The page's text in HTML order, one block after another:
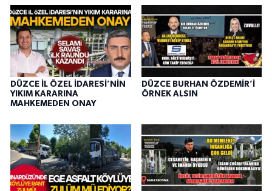
DÜZCE İL ÖZEL İDARESİ’NİN
YIKIM KARARINA
MAHKEMEDEN ONAY
DÜZCE BURHAN ÖZDEMİR’İ
ÖRNEK ALSIN